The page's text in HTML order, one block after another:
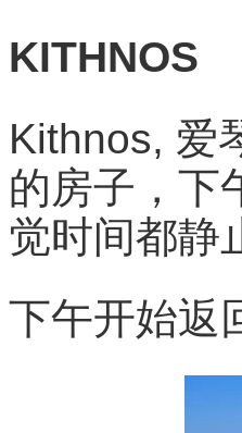
KITHNOS
Kithnos, 爱
的房子，下
觉时间都静
下午开始返